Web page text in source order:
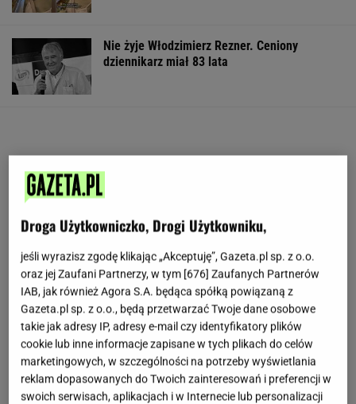
Nie żyje Włodzimierz Rezner. Ceniony
dziennikarz miał 83 lata
Droga Użytkowniczko, Drogi Użytkowniku,
jeśli wyrazisz zgodę klikając „Akceptuję”, Gazeta.pl sp. z o.o.
oraz jej Zaufani Partnerzy, w tym [676] Zaufanych Partnerów
IAB, jak również Agora S.A. będąca spółką powiązaną z
Gazeta.pl sp. z o.o., będą przetwarzać Twoje dane osobowe
takie jak adresy IP, adresy e-mail czy identyfikatory plików
cookie lub inne informacje zapisane w tych plikach do celów
marketingowych, w szczególności na potrzeby wyświetlania
reklam dopasowanych do Twoich zainteresowań i preferencji w
swoich serwisach, aplikacjach i w Internecie lub personalizacji